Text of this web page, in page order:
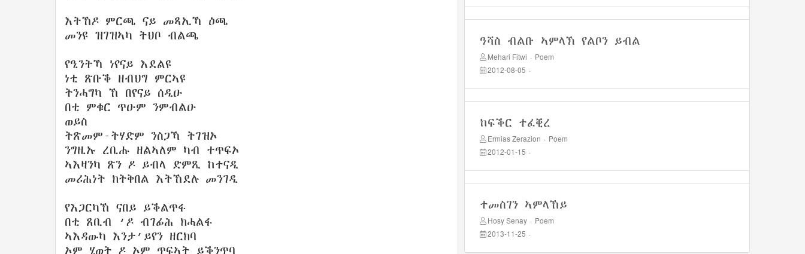
እትኸዶ ምርጫ ናይ መጻኢኻ ዕጫ
መንዩ ዝገዝኣካ ትህቦ ብልጫ
የዒንትኻ ነየናይ እደልዩ
ነቲ ጽቡቕ ዘብህግ ምርኣዩ
ትንሓግካ ኸ በየናይ ሰዲዑ
በቲ ምቁር ጥዑም ንምብልዑ
ወይስ
ትጽመም-ትሃድም ንስጋኻ ትገዝኦ
ንግዚኡ ረቢሑ ዘልኣለም ካብ ተጥፍኦ
ኣእዛንካ ጽን ዶ ይብላ ድምጺ ከተናዲ
መሪሕነት ክትቅበል እትኸደሉ መንገዲ
የእጋርካኸ ናበይ ይቕልጥፋ
በቲ ጸቢብ ‘ዶ ብገፊሕ ክሓልፋ
ኣእዳውካ እንታ’ይየን ዘርክባ
ኦም ሂወት ዶ ኦም ጥፍኣት ይቕንጥባ
ዓሻስ ብልቡ ኣምላኽ የልቦን ይብል
Mehari Fitwi · Poem
2012-08-05 ·
ከፍቕር ተፈቒረ
Ermias Zerazion · Poem
2012-01-15 ·
ተመስገን ኣምላኸይ
Hosy Senay · Poem
2013-11-25 ·